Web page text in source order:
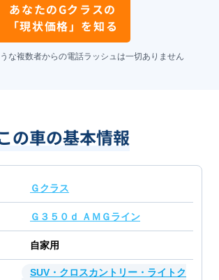
あなたのGクラスの
「現状価格」を知る
な複数者からの電話ラッシュは一切ありません
の車の基本情報
Ｇクラス
Ｇ３５０ｄ ＡＭＧライン
自家用
SUV・クロスカントリー・ライトク